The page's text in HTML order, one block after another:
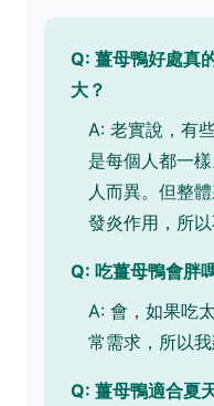
Q: 薑母鴨好處真
大？
A: 老實說，有
是每個人都一
人而異。但整
發炎作用，所以
Q: 吃薑母鴨會胖
A: 會，如果吃
常需求，所以我
Q: 薑母鴨適合夏